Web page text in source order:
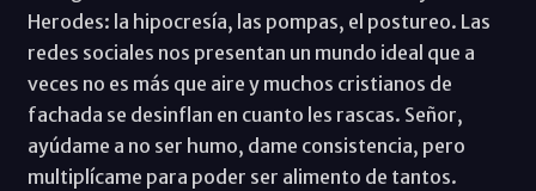
Herodes: la hipocresía, las pompas, el postureo. Las
redes sociales nos presentan un mundo ideal que a
veces no es más que aire y muchos cristianos de
fachada se desinflan en cuanto les rascas. Señor,
ayúdame a no ser humo, dame consistencia, pero
multiplícame para poder ser alimento de tantos.